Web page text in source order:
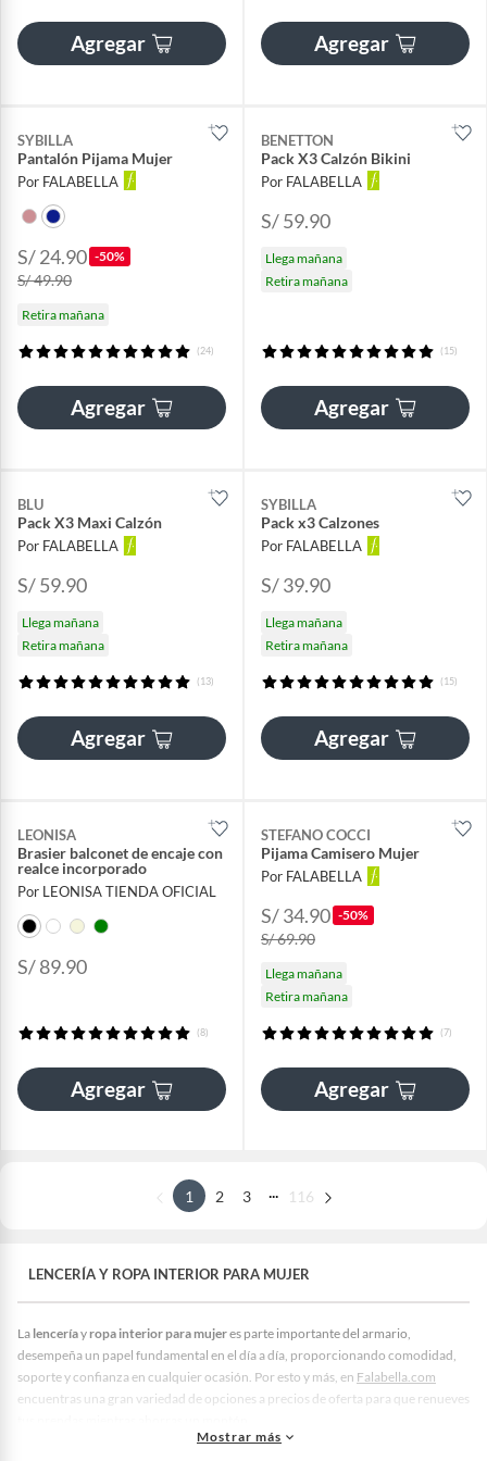
Agregar Agregar
SYBILLA
Pantalón Pijama Mujer
Por FALABELLA
S/ 24.90 -50%
S/ 49.90
Retira mañana
(24)
Agregar
BENETTON
Pack X3 Calzón Bikini
Por FALABELLA
S/ 59.90
Llega mañana
Retira mañana
(15)
Agregar
BLU
Pack X3 Maxi Calzón
Por FALABELLA
S/ 59.90
Llega mañana
Retira mañana
(13)
Agregar
SYBILLA
Pack x3 Calzones
Por FALABELLA
S/ 39.90
Llega mañana
Retira mañana
(15)
Agregar
LEONISA
Brasier balconet de encaje con
realce incorporado
Por LEONISA TIENDA OFICIAL
S/ 89.90
(8)
Agregar
STEFANO COCCI
Pijama Camisero Mujer
Por FALABELLA
S/ 34.90 -50%
S/ 69.90
Llega mañana
Retira mañana
(7)
Agregar
1 2 3 ... 116
LENCERÍA Y ROPA INTERIOR PARA MUJER
La lenceríayropa interior para mujeres parte importante del armario,
desempeña un papel fundamental en el día a día, proporcionando comodidad,
soporte y confianza en cualquier ocasión. Por esto y más, en Falabella.com
encuentras una gran variedad de opciones a precios de oferta para que renueves
Mostrar más